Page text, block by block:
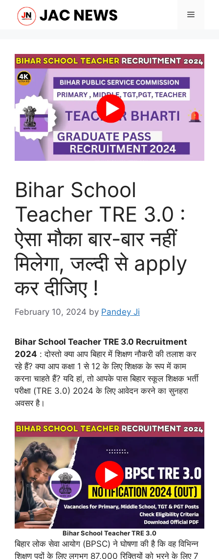
Menu
Bihar School
Teacher TRE 3.0 :
ऐसा मौका बार-बार नहीं
मिलेगा, जल्दी से apply
कर दीजिए !
February 10, 2024 by Pandey Ji
Bihar School Teacher TRE 3.0 Recruitment
2024 : दोस्तो क्या आप बिहार में शिक्षण नौकरी की तलाश कर
रहे हैं? क्या आप कक्षा 1 से 12 के लिए शिक्षक के रूप में काम
करना चाहते हैं? यदि हां, तो आपके पास बिहार स्कूल शिक्षक भर्ती
परीक्षा (TRE 3.0) 2024 के लिए आवेदन करने का सुनहरा
अवसर है।
Bihar School Teacher TRE 3.0
बिहार लोक सेवा आयोग (BPSC) ने घोषणा की है कि वह विभिन्न
शिक्षण पदों के लिए लगभग 87,000 रिक्तियों को भरने के लिए 7